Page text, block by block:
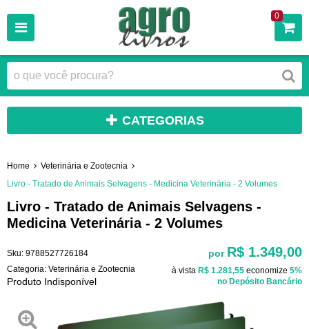
0
CATEGORIAS
Home
Veterinária e Zootecnia
Livro - Tratado de Animais Selvagens - Medicina Veterinária - 2 Volumes
Livro - Tratado de Animais Selvagens -
Medicina Veterinária - 2 Volumes
Sku: 9788527726184
Categoria: Veterinária e Zootecnia
Produto Indisponível
por R$ 1.349,00
à vista R$ 1.281,55 economize 5%
no Depósito Bancário